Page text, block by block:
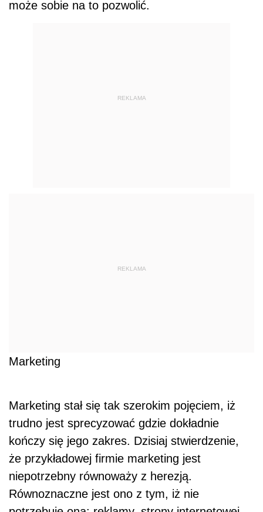
może sobie na to pozwolić.
REKLAMA
REKLAMA
Marketing
Marketing stał się tak szerokim pojęciem, iż
trudno jest sprecyzować gdzie dokładnie
kończy się jego zakres. Dzisiaj stwierdzenie,
że przykładowej firmie marketing jest
niepotrzebny równoważy z herezją.
Równoznaczne jest ono z tym, iż nie